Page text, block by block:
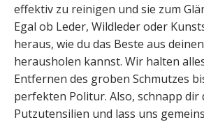
effektiv zu reinigen und sie zum
Egal ob Leder, Wildleder oder
heraus, wie du das Beste aus
herausholen kannst. Wir halten
Entfernen des groben Schmutzes
perfekten Politur. Also, schnapp dir
Putzutensilien und lass uns